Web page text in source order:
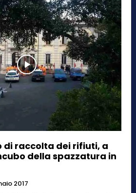
di raccolta dei rifiuti, a
della spazzatura in
2017